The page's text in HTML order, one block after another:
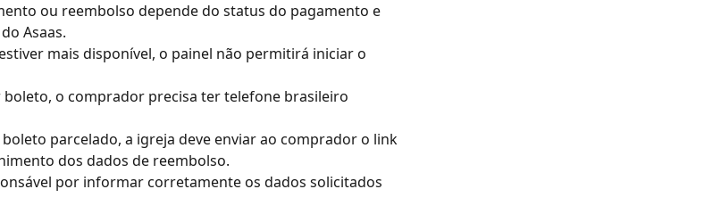
ou reembolso depende do status do pagamento e
Asaas.
mais disponível, o painel não permitirá iniciar o
boleto, o comprador precisa ter telefone brasileiro
parcelado, a igreja deve enviar ao comprador o link
dos dados de reembolso.
por informar corretamente os dados solicitados